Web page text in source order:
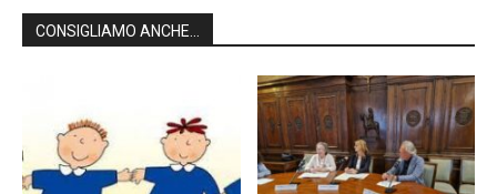
CONSIGLIAMO ANCHE...